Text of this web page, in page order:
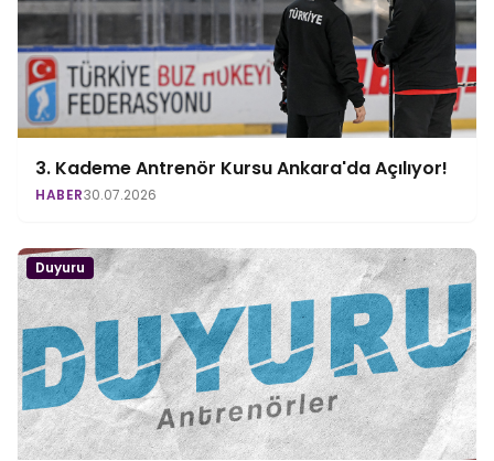
3. Kademe Antrenör Kursu Ankara'da Açılıyor!
HABER30.07.2026
Duyuru